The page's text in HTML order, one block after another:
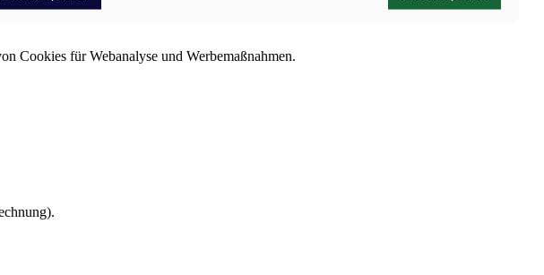
Cookies für Webanalyse und Werbemaßnahmen.